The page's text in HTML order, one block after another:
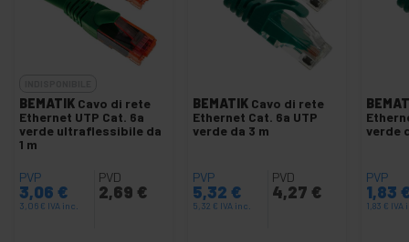
BEMATIK Cavo di rete
Ethernet UTP Cat. 6a
verde ultraflessibile da
1 m
PVP
3,06 €
3,06 € IVA inc.
PVD
2,69 €
BEMATIK Cavo di rete
Ethernet Cat. 6a UTP
verde da 3 m
PVP
5,32 €
5,32 € IVA inc.
PVD
4,27 €
verde
PVP
1,83
1,83 € IVA